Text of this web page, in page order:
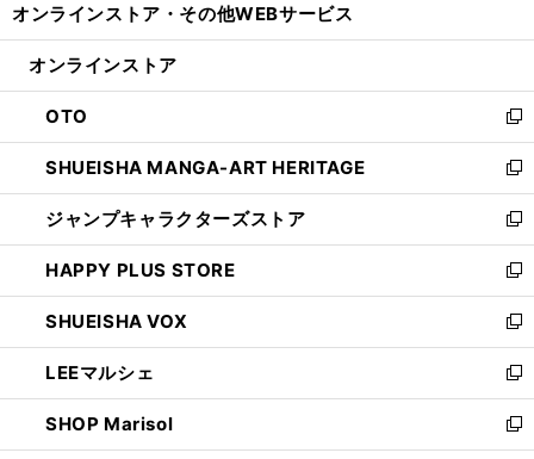
開
ン
ウ
で
開
く
ウ
ン
ド
ウ
で
開
く
オンラインストア・ その他WEBサービス
オンラインストア
OTO
新
し
い
ウ
ィ
ン
ド
ウ
で
開
く
SHUEISHA MANGA-ART HERITAGE
新
し
い
ウ
ィ
ン
ド
ウ
で
開
く
ジャンプキャラクターズストア
新
し
い
ウ
ィ
ン
ド
ウ
で
開
HAPPY PLUS STORE
新
し
い
ウ
ィ
ン
ド
ウ
SHUEISHA VOX
新
し
い
ウ
ィ
ン
LEEマルシェ
新
し
い
ウ
SHOP Marisol
新
し